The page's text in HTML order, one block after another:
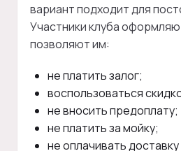
вариант подходит для
Участники клуба
позволяют им:
не платить залог;
воспользоваться
не вносить предоплату;
не платить за мойку;
не оплачивать